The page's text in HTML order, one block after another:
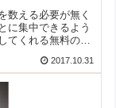
数える必要が無く
に集中できるよう
てくれる無料のお
2017.10.31